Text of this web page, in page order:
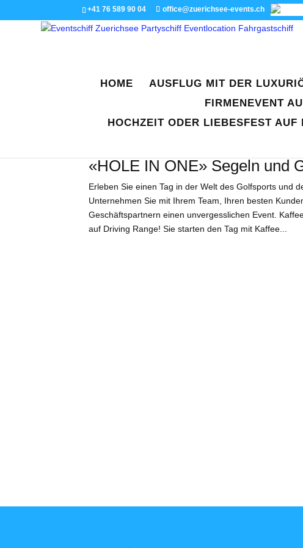
+41 76 589 90 04 office@zuerichsee-events.ch
HOME AUSFLUG MIT DER
FIRMENEVENT
HOCHZEIT ODER LIEBESFEST AUF
«HOLE IN ONE» Segeln und
Erleben Sie einen Tag in der Welt des Golfsports und
Unternehmen Sie mit Ihrem Team, Ihren besten
Geschäftspartnern einen unvergesslichen Event.
auf Driving Range! Sie starten den Tag mit Kaffee...